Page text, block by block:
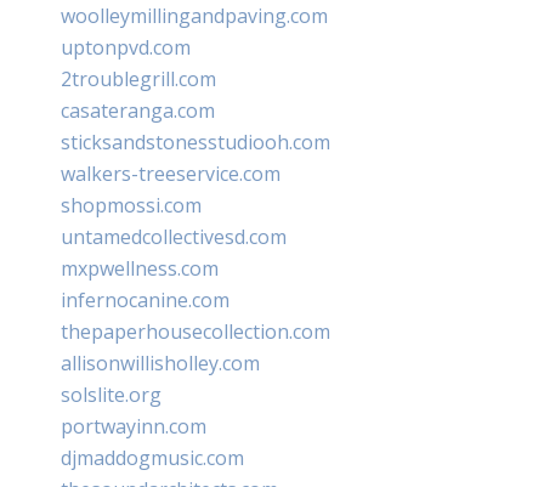
woolleymillingandpaving.com
uptonpvd.com
2troublegrill.com
casateranga.com
sticksandstonesstudiooh.com
walkers-treeservice.com
shopmossi.com
untamedcollectivesd.com
mxpwellness.com
infernocanine.com
thepaperhousecollection.com
allisonwillisholley.com
solslite.org
portwayinn.com
djmaddogmusic.com